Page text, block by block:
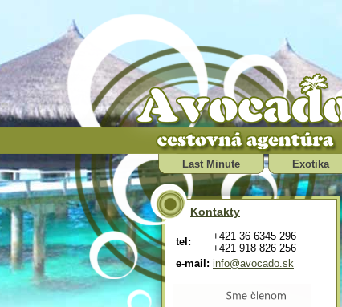
Last Minute Exotika
Kontakty
tel:
+421 36 6345 296
+421 918 826 256
e-mail: info@avocado.sk